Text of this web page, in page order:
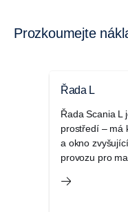
Prozkoumejte
Řada L
Řada Scania L
prostředí – má
a okno
provozu pro